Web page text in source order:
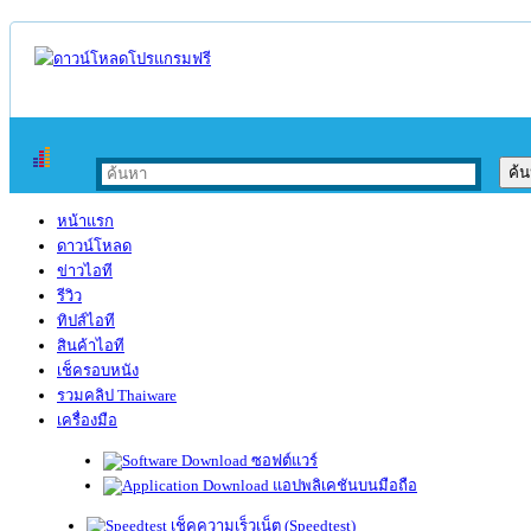
หน้าแรก
ดาวน์โหลด
ข่าวไอที
รีวิว
ทิปส์ไอที
สินค้าไอที
เช็ครอบหนัง
รวมคลิป Thaiware
เครื่องมือ
ซอฟต์แวร์
แอปพลิเคชันบนมือถือ
เช็คความเร็วเน็ต (Speedtest)